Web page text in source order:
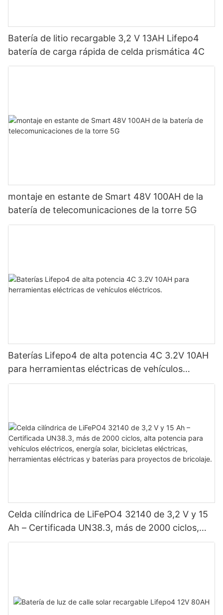
Batería de litio recargable 3,2 V 13AH Lifepo4
batería de carga rápida de celda prismática 4C
montaje en estante de Smart 48V 100AH ​​de la
batería de telecomunicaciones de la torre 5G
Baterías Lifepo4 de alta potencia 4C 3.2V 10AH
para herramientas eléctricas de vehículos
eléctricos.
Celda cilíndrica de LiFePO4 32140 de 3,2 V y 15
Ah – Certificada UN38.3, más de 2000 ciclos,
alta potencia para vehículos eléctricos, energía